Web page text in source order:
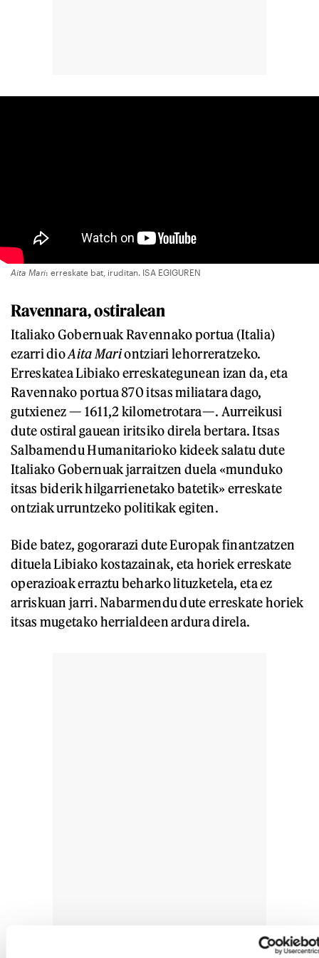
Aita Mari: erreskate bat, iruditan. ISA EGIGUREN
Ravennara, ostiralean
Italiako Gobernuak Ravennako portua (Italia)
ezarri dioAita Mariontziari lehorreratzeko.
Erreskatea Libiako erreskategunean izan da, eta
Ravennako portua 870 itsas miliatara dago,
gutxienez — 1611,2 kilometrotara—. Aurreikusi
dute ostiral gauean iritsiko direla bertara. Itsas
Salbamendu Humanitarioko kideek salatu dute
Italiako Gobernuak jarraitzen duela «munduko
itsas biderik hilgarrienetako batetik» erreskate
ontziak urruntzeko politikak egiten.
Bide batez, gogorarazi dute Europak finantzatzen
dituela Libiako kostazainak, eta horiek erreskate
operazioak erraztu beharko lituzketela, eta ez
arriskuan jarri. Nabarmendu dute erreskate horiek
itsas mugetako herrialdeen ardura direla.